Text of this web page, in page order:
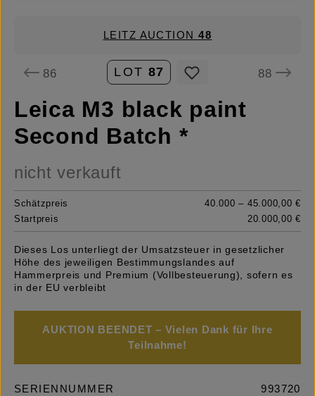
LEITZ AUCTION48
86 LOT 87 88
Leica M3 black paint
Second Batch *
nicht verkauft
Schätzpreis
40.000 – 45.000,00 €
Startpreis
20.000,00 €
Dieses Los unterliegt der Umsatzsteuer in gesetzlicher
Höhe des jeweiligen Bestimmungslandes auf
Hammerpreis und Premium (Vollbesteuerung), sofern es
in der EU verbleibt
AUKTION BEENDET – Vielen Dank für Ihre
Teilnahme!
SERIENNUMMER 993720